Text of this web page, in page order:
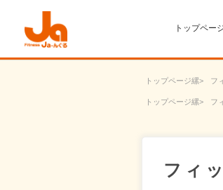
トップペー
トップページ フ
トップページ フ
フィ